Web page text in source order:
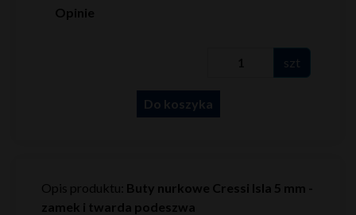
Opinie
szt
Do koszyka
Opis produktu: Buty nurkowe Cressi Isla 5 mm -
zamek i twarda podeszwa